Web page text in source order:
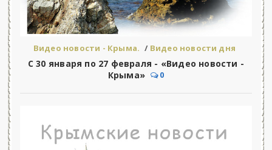
Видео новости - Крыма. / Видео новости дня
С 30 января по 27 февраля - «Видео новости -
Крыма»
0